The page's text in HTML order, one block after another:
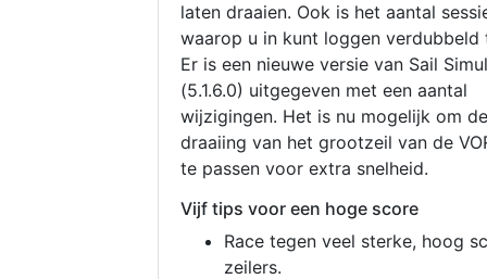
laten draaien. Ook is het aantal
waarop u in kunt loggen verdubbeld
Er is een nieuwe versie van Sail
(5.1.6.0) uitgegeven met een aantal
wijzigingen. Het is nu mogelijk om de
draaiing van het grootzeil van de
te passen voor extra snelheid.
Vijf tips voor een hoge score
Race tegen veel sterke, hoog
zeilers.